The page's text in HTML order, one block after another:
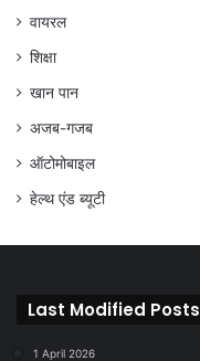
वायरल
शिक्षा
खान पान
अजब-गजब
ऑटोमोबाइल
हेल्थ एंड ब्यूटी
Last Modified Posts
1 April 2026